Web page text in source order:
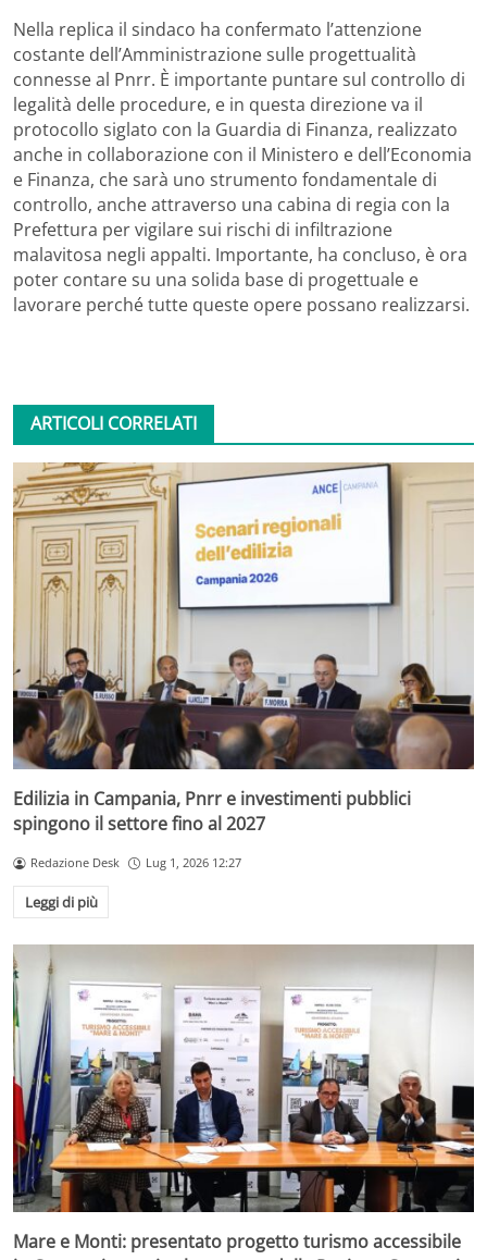
Nella replica il sindaco ha confermato l’attenzione
costante dell’Amministrazione sulle progettualità
connesse al Pnrr. È importante puntare sul controllo di
legalità delle procedure, e in questa direzione va il
protocollo siglato con la Guardia di Finanza, realizzato
anche in collaborazione con il Ministero e dell’Economia
e Finanza, che sarà uno strumento fondamentale di
controllo, anche attraverso una cabina di regia con la
Prefettura per vigilare sui rischi di infiltrazione
malavitosa negli appalti. Importante, ha concluso, è ora
poter contare su una solida base di progettuale e
lavorare perché tutte queste opere possano realizzarsi.
ARTICOLI CORRELATI
Edilizia in Campania, Pnrr e investimenti pubblici
spingono il settore fino al 2027
Redazione Desk Lug 1, 2026 12:27
Leggi di più
Mare e Monti: presentato progetto turismo accessibile